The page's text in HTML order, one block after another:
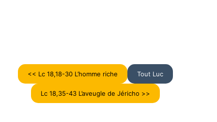
<< Lc 18,18-30 L’homme riche Tout Luc
Lc 18,35-43 L’aveugle de Jéricho >>